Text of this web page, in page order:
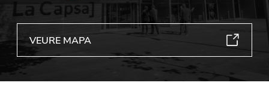
VEURE MAPA